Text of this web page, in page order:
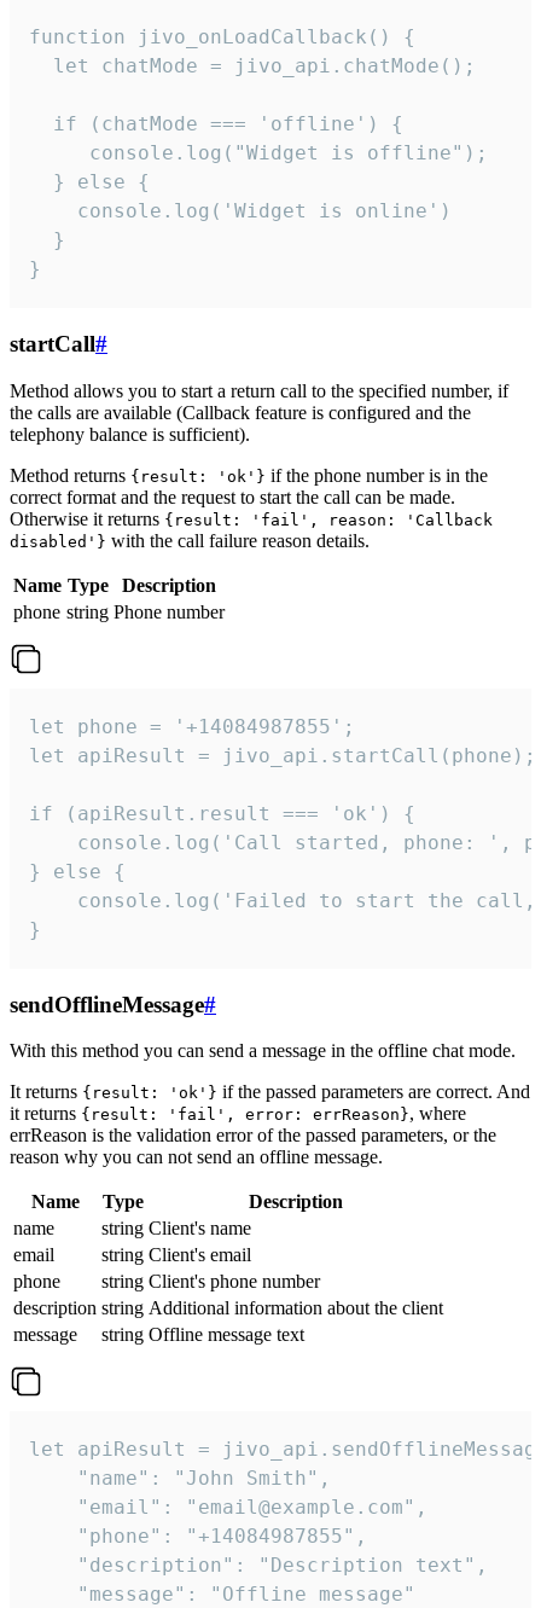
function jivo_onLoadCallback() {
  let chatMode = jivo_api.chatMode();
  if (chatMode === 'offline') {
     console.log("Widget is offline");
  } else {
    console.log('Widget is online')
  }
}
startCall#
Method allows you to start a return call to the specified number, if
the calls are available (Callback feature is configured and the
telephony balance is sufficient).
Method returns {result: 'ok'} if the phone number is in the
correct format and the request to start the call can be made.
Otherwise it returns {result: 'fail', reason: 'Callback
disabled'} with the call failure reason details.
Name Type
Description
phone string Phone number
let phone = '+14084987855';
let apiResult = jivo_api.startCall(phone);
if (apiResult.result === 'ok') {
console.log('Call started, phone: ',
} else {
console.log('Failed to start the
}
sendOfflineMessage#
With this method you can send a message in the offline chat mode.
It returns {result: 'ok'} if the passed parameters are correct. And
it returns {result: 'fail', error: errReason}, where
errReason is the validation error of the passed parameters, or the
reason why you can not send an offline message.
Name Type
Description
name
string Client's name
email
string Client's email
phone
string Client's phone number
description string Additional information about the client
message
string Offline message text
let apiResult =
    "name": "John Smith",
    "email": "email@example.com",
    "phone": "+14084987855",
    "description": "Description text",
    "message": "Offline message"